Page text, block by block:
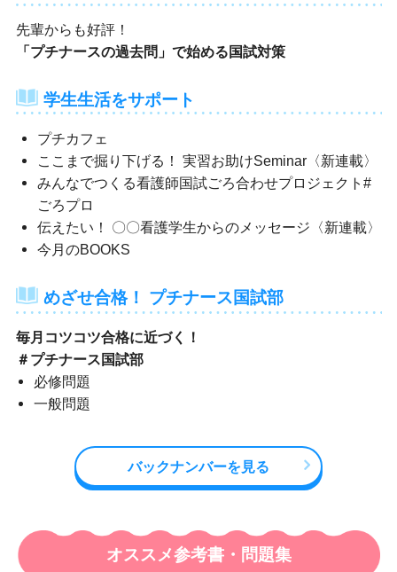
先輩からも好評！
「プチナースの過去問」で始める国試対策
学生生活をサポート
プチカフェ
ここまで掘り下げる！ 実習お助けSeminar〈新連載〉
みんなでつくる看護師国試ごろ合わせプロジェクト#
ごろプロ
伝えたい！ 〇〇看護学生からのメッセージ〈新連載〉
今月のBOOKS
めざせ合格！ プチナース国試部
毎月コツコツ合格に近づく！
＃プチナース国試部
必修問題
一般問題
バックナンバーを見る
オススメ参考書・問題集